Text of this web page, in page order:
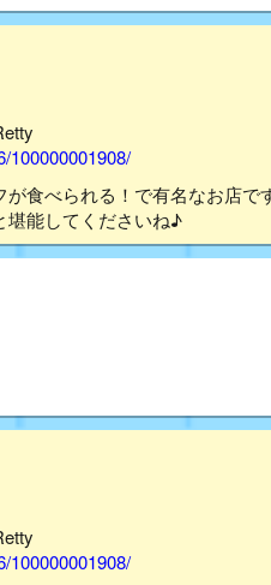
100000001908/
食べられる！で有名なお店です
堪能してくださいね♪
100000001908/